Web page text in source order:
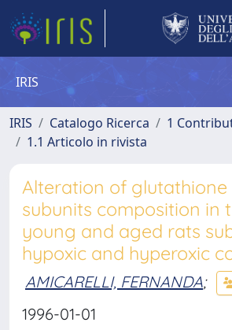
IRIS
IRIS Catalogo Ricerca
1
1.1 Articolo in rivista
Alteration of glutathione
subunits composition in
young and aged rats
hypoxic and hyperoxic
AMICARELLI, FERNANDA;
1996-01-01